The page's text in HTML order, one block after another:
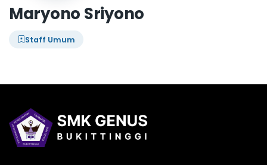
Maryono Sriyono
Staff Umum